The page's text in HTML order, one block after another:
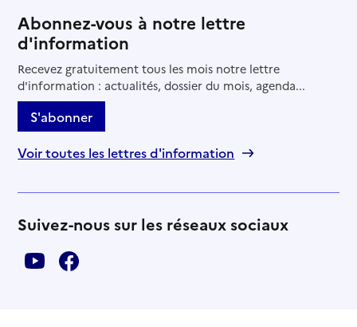
Abonnez-vous à notre lettre
d'information
Recevez gratuitement tous les mois notre lettre
d'information : actualités, dossier du mois, agenda...
S'abonner
Voir toutes les lettres d'information
Suivez-nous sur les réseaux sociaux